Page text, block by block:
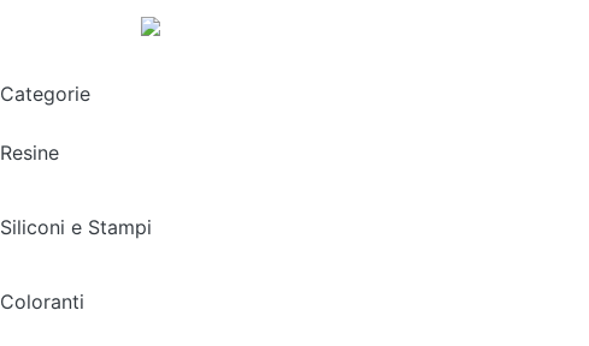
Categorie
Resine
Siliconi e Stampi
Coloranti